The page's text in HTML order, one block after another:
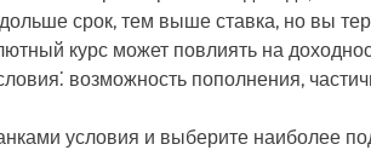
срок, тем выше ставка, но вы
курс может повлиять на
возможность пополнения,
условия и выберите наиболее